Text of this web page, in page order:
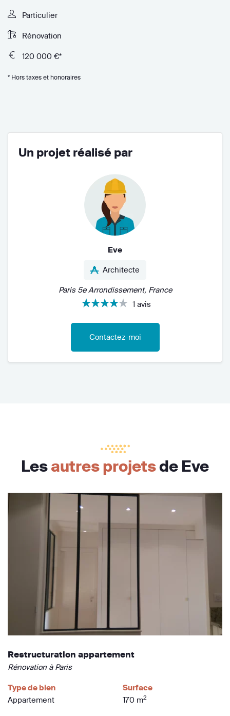
Particulier
Rénovation
120 000 €*
* Hors taxes et honoraires
Un projet réalisé par
Eve
Architecte
Paris 5e Arrondissement, France
1 avis
Contactez-moi
Lesautres projetsde Eve
Restructuration appartement
Rénovation à Paris
Type de bien
Appartement
Surface
170 m2